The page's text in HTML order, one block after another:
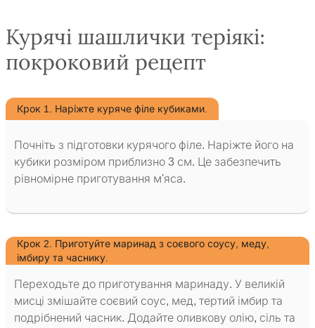
Курячі шашлички теріякі:
покроковий рецепт
Крок 1. Наріжте куряче філе кубиками.
Почніть з підготовки курячого філе. Наріжте його на
кубики розміром приблизно 3 см. Це забезпечить
рівномірне приготування м'яса.
Крок 2. Приготуйте маринад з соєвого соусу, меду,
імбиру та часнику.
Переходьте до приготування маринаду. У великій
мисці змішайте соєвий соус, мед, тертий імбир та
подрібнений часник. Додайте оливкову олію, сіль та